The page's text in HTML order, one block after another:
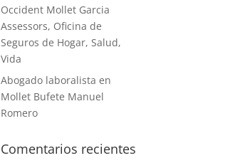
Occident Mollet Garcia
Assessors, Oficina de
Seguros de Hogar, Salud,
Vida
Abogado laboralista en
Mollet Bufete Manuel
Romero
Comentarios recientes